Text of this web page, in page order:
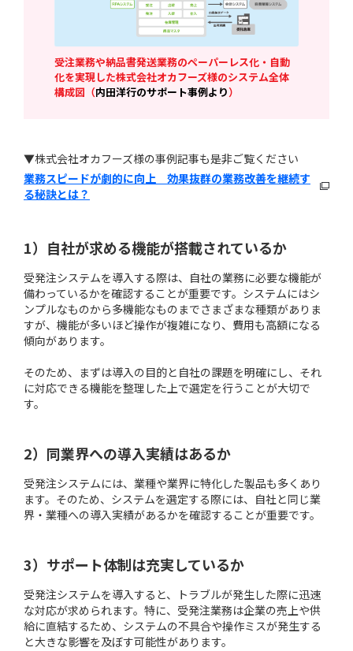
受注業務や納品書発送業務のペーパーレス化・自動
化を実現した株式会社オカフーズ様のシステム全体
構成図（内田洋行のサポート事例より）
▼株式会社オカフーズ様の事例記事も是非ご覧ください
業務スピードが劇的に向上 効果抜群の業務改善を継続す
る秘訣とは？
1）自社が求める機能が搭載されているか
受発注システムを導入する際は、自社の業務に必要な機能が
備わっているかを確認することが重要です。システムにはシ
ンプルなものから多機能なものまでさまざまな種類がありま
すが、機能が多いほど操作が複雑になり、費用も高額になる
傾向があります。
そのため、まずは導入の目的と自社の課題を明確にし、それ
に対応できる機能を整理した上で選定を行うことが大切で
す。
2）同業界への導入実績はあるか
受発注システムには、業種や業界に特化した製品も多くあり
ます。そのため、システムを選定する際には、自社と同じ業
界・業種への導入実績があるかを確認することが重要です。
3）サポート体制は充実しているか
受発注システムを導入すると、トラブルが発生した際に迅速
な対応が求められます。特に、受発注業務は企業の売上や供
給に直結するため、システムの不具合や操作ミスが発生する
と大きな影響を及ぼす可能性があります。